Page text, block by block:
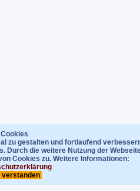
Cookies
zu gestalten und fortlaufend
Durch die weitere Nutzung der
Cookies zu. Weitere Informationen:
verstanden